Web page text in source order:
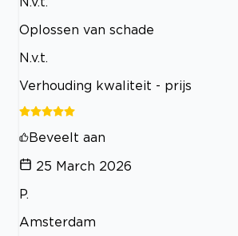
Oplossen van schade
N.v.t.
Verhouding kwaliteit - prijs
Beveelt aan
25 March 2026
P.
Amsterdam